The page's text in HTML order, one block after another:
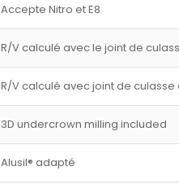
Accepte Nitro et E8
R/V calculé avec le joint de
R/V calculé avec joint de culasse
3D undercrown milling included
Alusil® adapté